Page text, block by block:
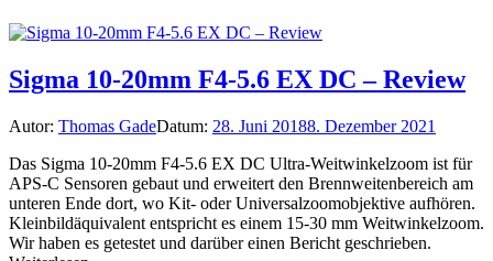
Sigma 10-20mm F4-5.6 EX DC – Review
Autor: Thomas GadeDatum: 28. Juni 20188. Dezember 2021
Das Sigma 10-20mm F4-5.6 EX DC Ultra-Weitwinkelzoom ist für
APS-C Sensoren gebaut und erweitert den Brennweitenbereich am
unteren Ende dort, wo Kit- oder Universalzoomobjektive aufhören.
Kleinbildäquivalent entspricht es einem 15-30 mm Weitwinkelzoom.
Wir haben es getestet und darüber einen Bericht geschrieben.